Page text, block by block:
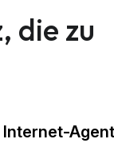
die zu
Internet-